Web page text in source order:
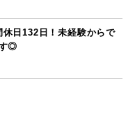
日132日！未経験からで
◎